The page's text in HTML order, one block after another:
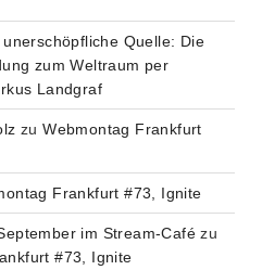
unerschöpfliche Quelle: Die
zum Weltraum per
Landgraf
zuWebmontag Frankfurt
Frankfurt #73, Ignite
im Stream-Café zu
#73, Ignite